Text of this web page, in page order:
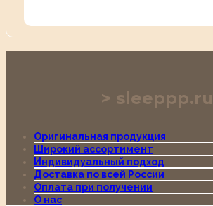
sleeppp.ru
Оригинальная продукция
Широкий ассортимент
Индивидуальный подход
Доставка по всей России
Оплата при получении
О нас